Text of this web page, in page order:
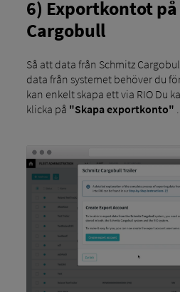
6) Exportkontot
Cargobull
Så att data från Schmitz
data från systemet behöver du
kan enkelt skapa ett via RIO Du
klicka på "Skapa exportkonto" .